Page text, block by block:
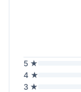
5 ★
4 ★
3 ★